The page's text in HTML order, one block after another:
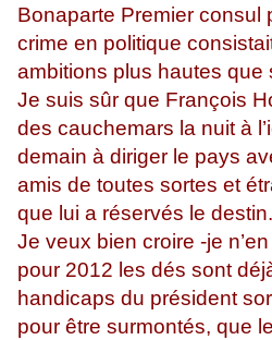
Bonaparte Premier consul
crime en politique
ambitions plus hautes que
Je suis sûr que François
des cauchemars la nuit à
demain à diriger le pays
amis de toutes sortes et
que lui a réservés le destin.
Je veux bien croire -je
pour 2012 les dés sont
handicaps du président
pour être surmontés, que